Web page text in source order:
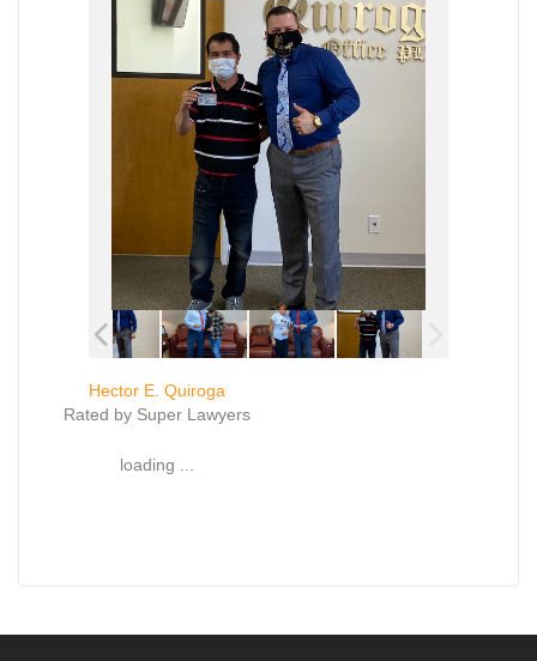
Hector E. Quiroga
Rated by Super Lawyers
loading ...